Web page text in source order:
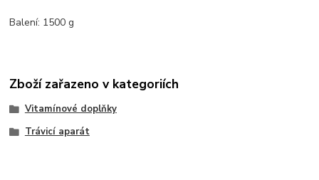
Balení: 1500 g
Zboží zařazeno v kategoriích
Vitamínové doplňky
Trávicí aparát